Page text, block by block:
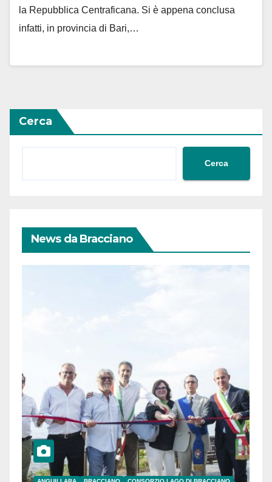
la Repubblica Centraficana. Si è appena conclusa
infatti, in provincia di Bari,…
Cerca
Cerca
News da Bracciano